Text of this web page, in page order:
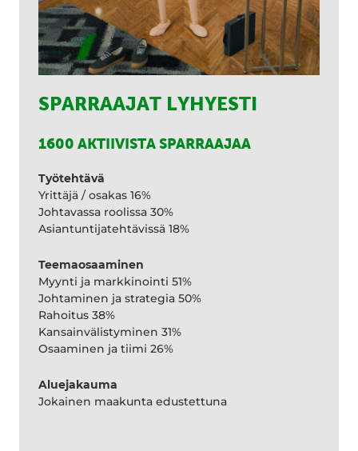
SPARRAAJAT LYHYESTI
1600 AKTIIVISTA SPARRAAJAA
Työtehtävä
Yrittäjä / osakas 16%
Johtavassa roolissa 30%
Asiantuntijatehtävissä 18%
Teemaosaaminen
Myynti ja markkinointi 51%
Johtaminen ja strategia 50%
Rahoitus 38%
Kansainvälistyminen 31%
Osaaminen ja tiimi 26%
Aluejakauma
Jokainen maakunta edustettuna